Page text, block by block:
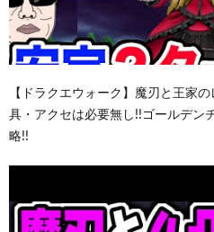
【ドラクエウォーク】魔刃と王家
具・アクセは必要無し!!ゴールデン
略!!